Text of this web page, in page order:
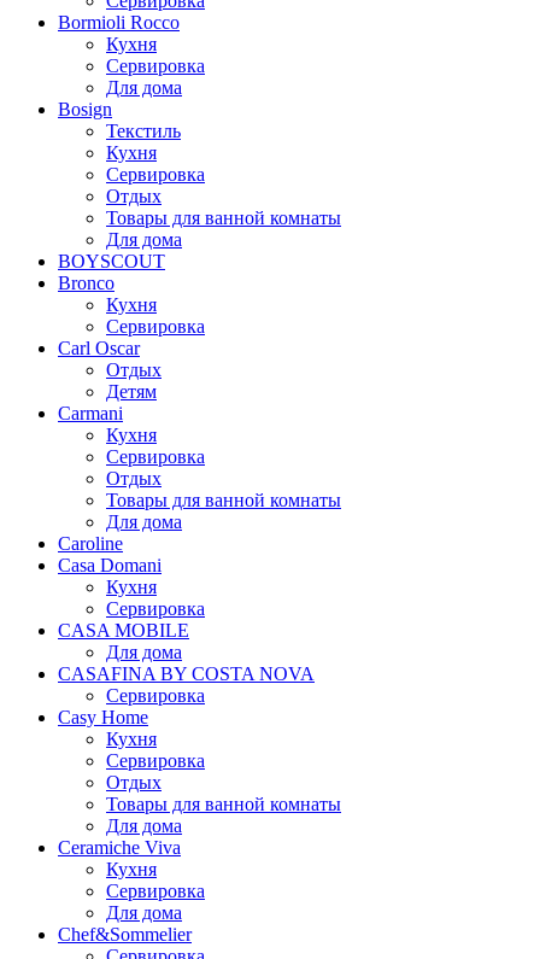
Bormioli Rocco
Кухня
Сервировка
Для дома
Bosign
Текстиль
Кухня
Сервировка
Отдых
Товары для ванной комнаты
Для дома
BOYSCOUT
Bronco
Кухня
Сервировка
Carl Oscar
Отдых
Детям
Carmani
Кухня
Сервировка
Отдых
Товары для ванной комнаты
Для дома
Caroline
Casa Domani
Кухня
Сервировка
CASA MOBILE
Для дома
CASAFINA BY COSTA NOVA
Сервировка
Casy Home
Кухня
Сервировка
Отдых
Товары для ванной комнаты
Для дома
Ceramiche Viva
Кухня
Сервировка
Для дома
Chef&Sommelier